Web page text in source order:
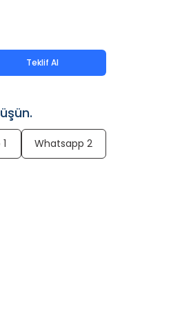
Teklif Al
Whatsapp 2